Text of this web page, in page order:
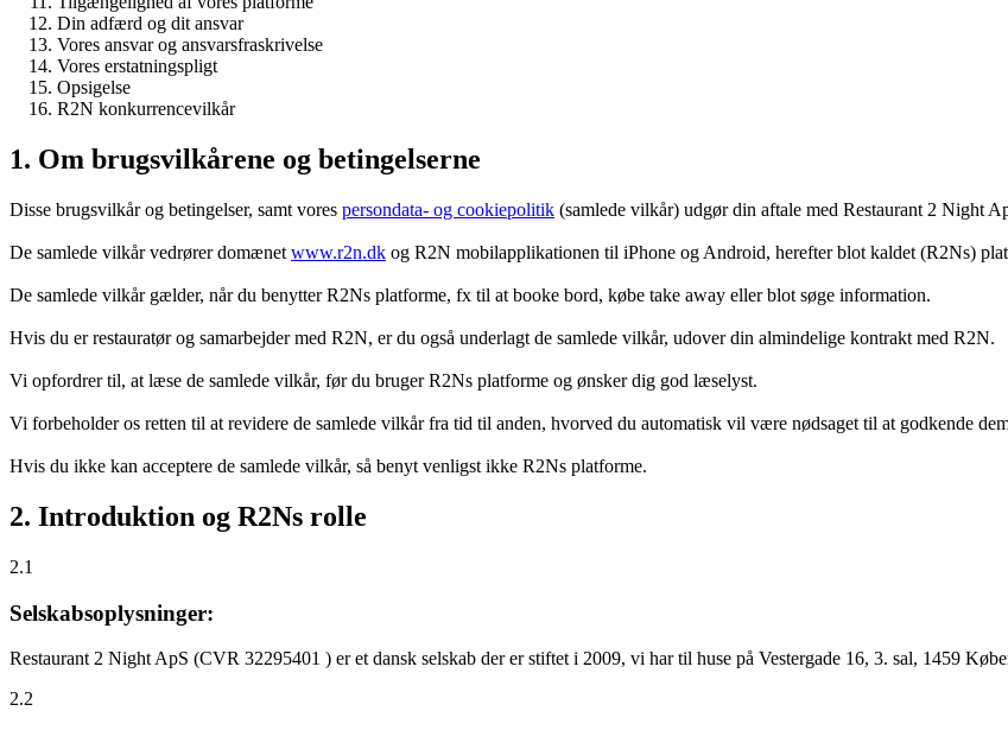
Din adfærd og dit ansvar
Vores ansvar og ansvarsfraskrivelse
Vores erstatningspligt
Opsigelse
R2N konkurrencevilkår
1. Om brugsvilkårene og betingelserne
Disse brugsvilkår og betingelser, samt vores persondata- og cookiepolitik (samlede vilkår) udgør din aftale med Restaurant 2 Night
De samlede vilkår vedrører domænet www.r2n.dk og R2N mobilapplikationen til iPhone og Android, herefter blot kaldet (R2Ns)
De samlede vilkår gælder, når du benytter R2Ns platforme, fx til at booke bord, købe take away eller blot søge information.
Hvis du er restauratør og samarbejder med R2N, er du også underlagt de samlede vilkår, udover din almindelige kontrakt med R2N.
Vi opfordrer til, at læse de samlede vilkår, før du bruger R2Ns platforme og ønsker dig god læselyst.
Vi forbeholder os retten til at revidere de samlede vilkår fra tid til anden, hvorved du automatisk vil være nødsaget til at godkende
Hvis du ikke kan acceptere de samlede vilkår, så benyt venligst ikke R2Ns platforme.
2. Introduktion og R2Ns rolle
2.1
Selskabsoplysninger:
Restaurant 2 Night ApS (CVR 32295401 ) er et dansk selskab der er stiftet i 2009, vi har til huse på Vestergade 16, 3. sal, 1459
2.2